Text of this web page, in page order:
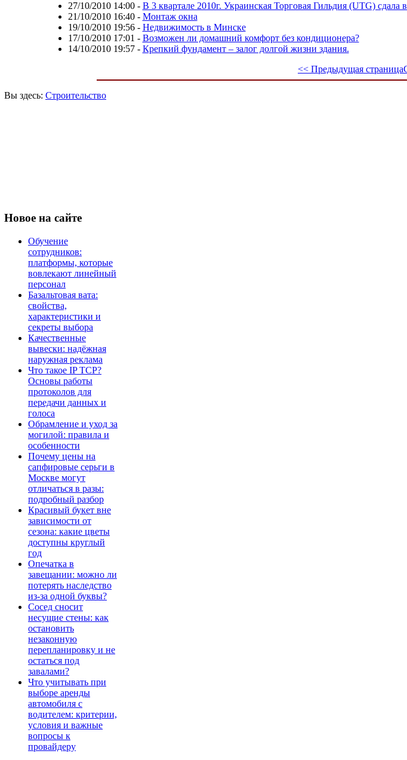
27/10/2010 14:00- В 3 квартале 2010г. Украинская Торговая Гильдия (UTG)
21/10/2010 16:40- Монтаж окна
19/10/2010 19:56- Недвижимость в Минске
17/10/2010 17:01 - Возможен ли домашний комфорт без кондиционера?
14/10/2010 19:57- Крепкий фундамент – залог долгой жизни здания.
<< Предыдущая страница
Вы здесь: Строительство
Новое на сайте
Обучение
сотрудников:
платформы, которые
вовлекают линейный
персонал
Базальтовая вата:
свойства,
характеристики и
секреты выбора
Качественные
вывески: надёжная
наружная реклама
Что такое IP TCP?
Основы работы
протоколов для
передачи данных и
голоса
Обрамление и уход за
могилой: правила и
особенности
Почему цены на
сапфировые серьги в
Москве могут
отличаться в разы:
подробный разбор
Красивый букет вне
зависимости от
сезона: какие цветы
доступны круглый
год
Опечатка в
завещании: можно ли
потерять наследство
из-за одной буквы?
Сосед сносит
несущие стены: как
остановить
незаконную
перепланировку и не
остаться под
завалами?
Что учитывать при
выборе аренды
автомобиля с
водителем: критерии,
условия и важные
вопросы к
провайдеру